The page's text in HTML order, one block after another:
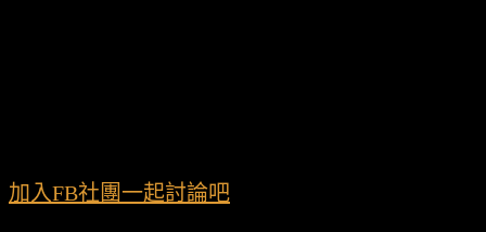
加入FB社團一起討論吧